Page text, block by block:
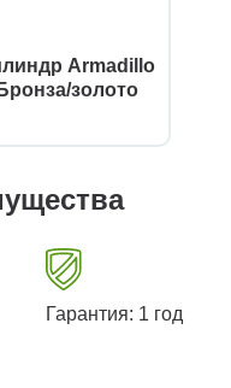
Armadillo
золото
Гарантия: 1 год